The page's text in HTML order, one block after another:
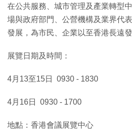
在公共服務、城市管理及產業轉型
場與政府部門、公營機構及業界代
發展，為市民、企業以至香港長遠
展覽日期及時間：
4月13至15日 0930 - 1830
4月16日 0930 - 1700
地點：香港會議展覽中心